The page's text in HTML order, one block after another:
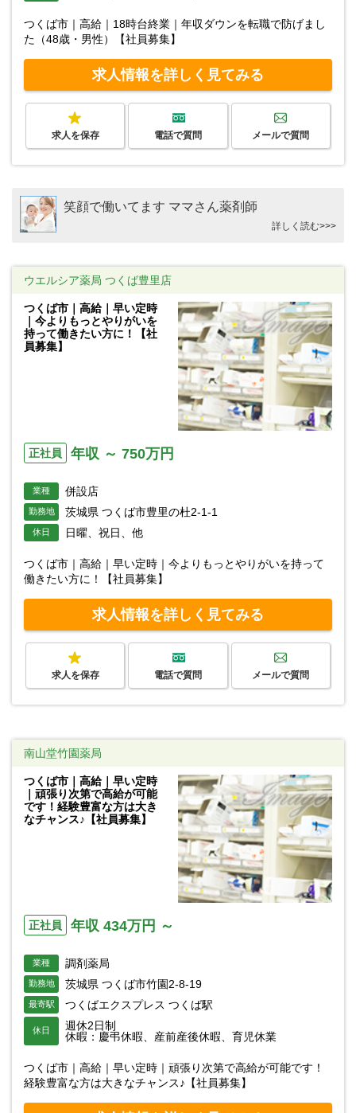
つくば市｜高給｜18時台終業｜年収ダウンを転職で防げまし
た（48歳・男性）【社員募集】
求人情報を詳しく見てみる
求人を保存 電話で質問 メールで質問
笑顔で働いてます ママさん薬剤師
詳しく読む>>>
ウエルシア薬局 つくば豊里店
つくば市｜高給｜早い定時
｜今よりもっとやりがいを
持って働きたい方に！【社
員募集】
正社員 年収 ～ 750万円
業種 併設店
勤務地 茨城県 つくば市豊里の杜2-1-1
休日 日曜、祝日、他
つくば市｜高給｜早い定時｜今よりもっとやりがいを持って
働きたい方に！【社員募集】
求人情報を詳しく見てみる
求人を保存 電話で質問 メールで質問
南山堂竹園薬局
つくば市｜高給｜早い定時
｜頑張り次第で高給が可能
です！経験豊富な方は大き
なチャンス♪【社員募集】
正社員 年収 434万円 ～
業種 調剤薬局
勤務地 茨城県 つくば市竹園2-8-19
最寄駅 つくばエクスプレス つくば駅
休日
週休2日制
休暇：慶弔休暇、産前産後休暇、育児休業
つくば市｜高給｜早い定時｜頑張り次第で高給が可能です！
経験豊富な方は大きなチャンス♪【社員募集】